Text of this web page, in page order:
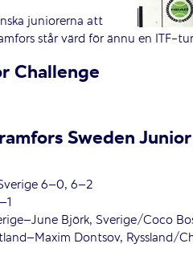
juniorerna att
står värd för ännu en ITF-
Challenge
Sweden
6–0, 6–2
Björk, Sverige/Coco
Dontsov, Ryssland/